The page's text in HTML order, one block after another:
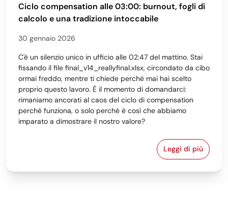
Ciclo compensation alle 03:00: burnout, fogli di
calcolo e una tradizione intoccabile
30 gennaio 2026
C'è un silenzio unico in ufficio alle 02:47 del mattino. Stai
fissando il file final_v14_reallyfinal.xlsx, circondato da cibo
ormai freddo, mentre ti chiede perché mai hai scelto
proprio questo lavoro. È il momento di domandarci:
rimaniamo ancorati al caos del ciclo di compensation
perché funziona, o solo perché è così che abbiamo
imparato a dimostrare il nostro valore?
Leggi di più
Ciclo